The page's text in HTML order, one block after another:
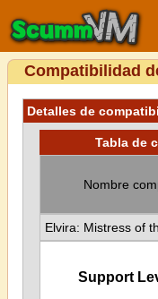
Compatibilidad
Detalles de
Tabla de
Nombre
Elvira: Mistress of
Support